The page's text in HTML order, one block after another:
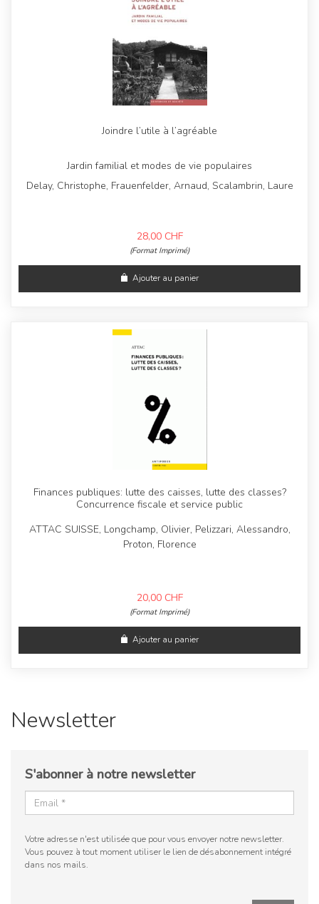
Joindre l’utile à l’agréable
Jardin familial et modes de vie populaires
Delay, Christophe, Frauenfelder, Arnaud, Scalambrin, Laure
28,00 CHF
(Format Imprimé)
Ajouter au panier
Finances publiques: lutte des caisses, lutte des classes?
Concurrence fiscale et service public
ATTAC SUISSE, Longchamp, Olivier, Pelizzari, Alessandro,
Proton, Florence
20,00 CHF
(Format Imprimé)
Ajouter au panier
Newsletter
S'abonner à notre newsletter
Votre adresse n'est utilisée que pour vous envoyer notre newsletter.
Vous pouvez à tout moment utiliser le lien de désabonnement intégré
dans nos mails.